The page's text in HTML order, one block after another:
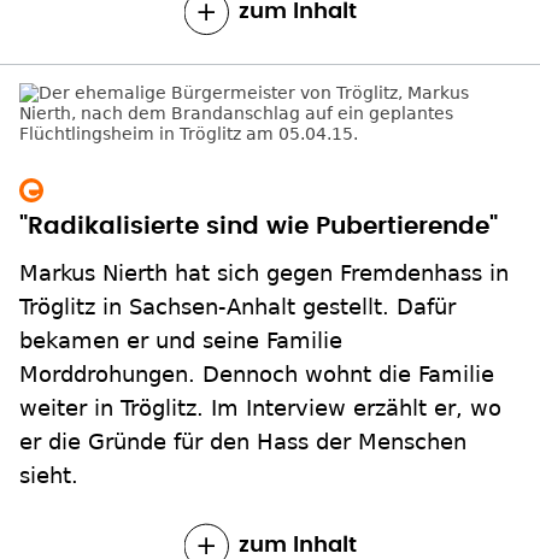
zum Inhalt
"Radikalisierte sind wie Pubertierende"
Markus Nierth hat sich gegen Fremdenhass in
Tröglitz in Sachsen-Anhalt gestellt. Dafür
bekamen er und seine Familie
Morddrohungen. Dennoch wohnt die Familie
weiter in Tröglitz. Im Interview erzählt er, wo
er die Gründe für den Hass der Menschen
sieht.
zum Inhalt